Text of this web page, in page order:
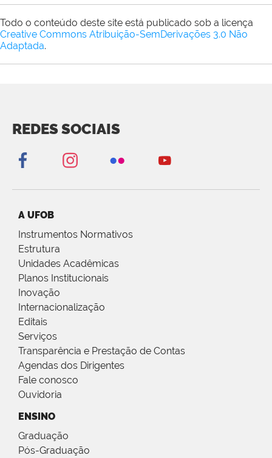
Todo o conteúdo deste site está publicado sob a licença
Creative Commons Atribuição-SemDerivações 3.0 Não
Adaptada.
REDES SOCIAIS
A UFOB
Instrumentos Normativos
Estrutura
Unidades Acadêmicas
Planos Institucionais
Inovação
Internacionalização
Editais
Serviços
Transparência e Prestação de Contas
Agendas dos Dirigentes
Fale conosco
Ouvidoria
ENSINO
Graduação
Pós-Graduação